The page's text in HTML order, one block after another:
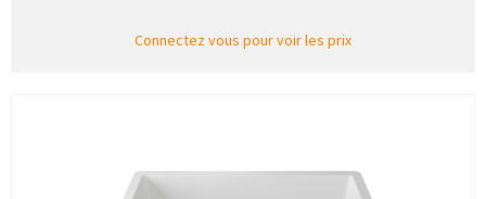
Connectez vous pour voir les prix